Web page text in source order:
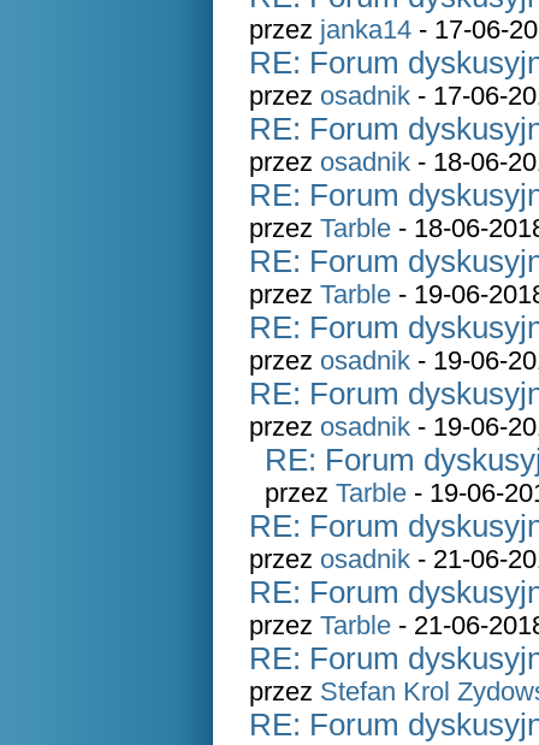
przez janka14 - 17-06-
RE: Forum
przez osadnik - 17-06-
RE: Forum
przez osadnik - 18-06-
RE: Forum
przez Tarble - 18-06-
RE: Forum
przez Tarble - 19-06-
RE: Forum
przez osadnik - 19-06-
RE: Forum
przez osadnik - 19-06-
RE: Forum
przez Tarble - 19-06-
RE: Forum
przez osadnik - 21-06-
RE: Forum
przez Tarble - 21-06-
RE: Forum
przez Stefan Krol
RE: Forum